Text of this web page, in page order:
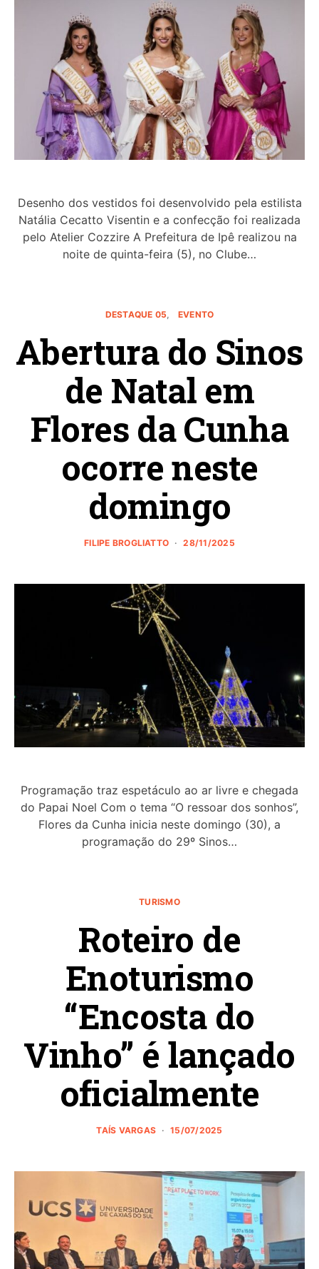
Desenho dos vestidos foi desenvolvido pela estilista
Natália Cecatto Visentin e a confecção foi realizada
pelo Atelier Cozzire A Prefeitura de Ipê realizou na
noite de quinta-feira (5), no Clube…
DESTAQUE 05 EVENTO
Abertura do Sinos
de Natal em
Flores da Cunha
ocorre neste
domingo
FILIPE BROGLIATTO 28/11/2025
Programação traz espetáculo ao ar livre e chegada
do Papai Noel Com o tema “O ressoar dos sonhos”,
Flores da Cunha inicia neste domingo (30), a
programação do 29º Sinos…
TURISMO
Roteiro de
Enoturismo
“Encosta do
Vinho” é lançado
oficialmente
TAÍS VARGAS 15/07/2025